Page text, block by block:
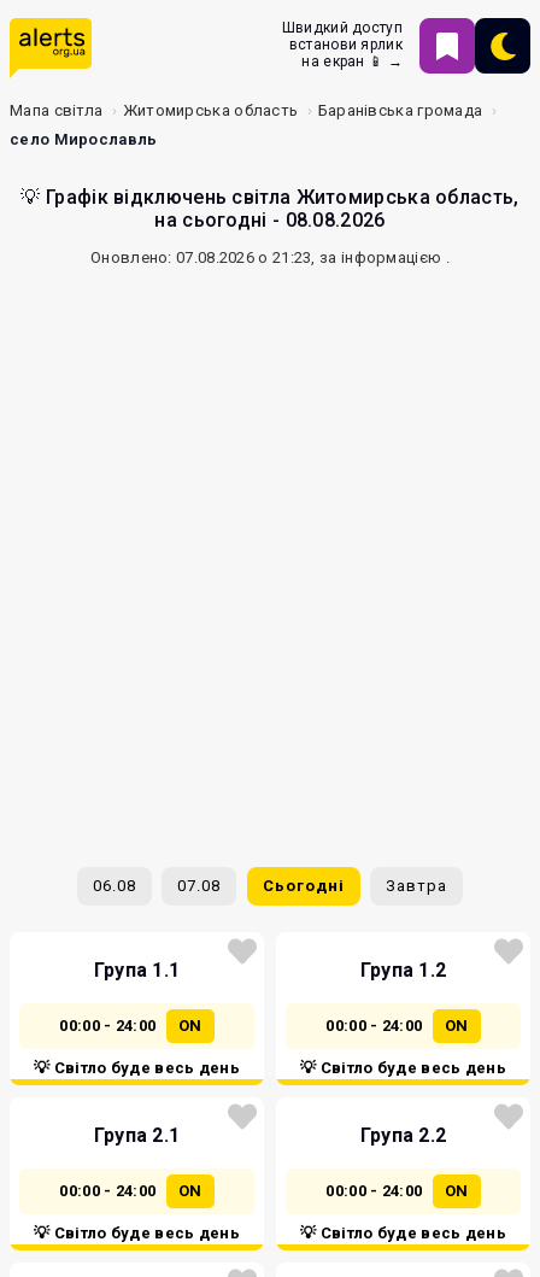
Швидкий доступ
встанови ярлик
на екран 📱 →
Мапа світла Житомирська область
Баранівська громада
село Мирославль
💡 Графік відключень світла Житомирська область,
на сьогодні - 08.08.2026
Оновлено: 07.08.2026 о 21:23, за інформацією .
06.08 07.08 Сьогодні Завтра
Група 1.1
00:00 - 24:00 ON
💡 Світло буде весь день
Група 1.2
00:00 - 24:00 ON
💡 Світло буде весь день
Група 2.1
00:00 - 24:00 ON
💡 Світло буде весь день
Група 2.2
00:00 - 24:00 ON
💡 Світло буде весь день